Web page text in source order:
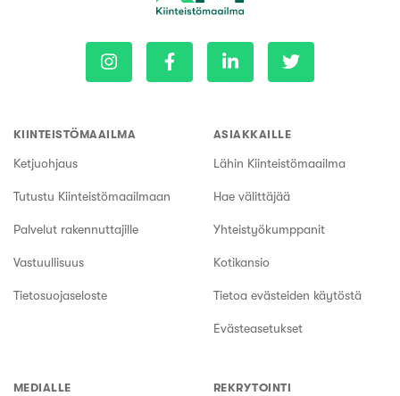
KIINTEISTÖMAAILMA
Ketjuohjaus
Tutustu Kiinteistömaailmaan
Palvelut rakennuttajille
Vastuullisuus
Tietosuojaseloste
ASIAKKAILLE
Lähin Kiinteistömaailma
Hae välittäjää
Yhteistyökumppanit
Kotikansio
Tietoa evästeiden käytöstä
Evästeasetukset
MEDIALLE REKRYTOINTI